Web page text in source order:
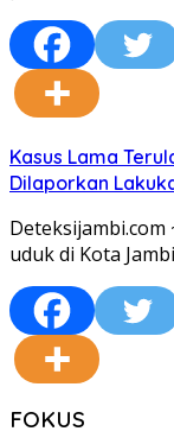
Kasus Lama
Dilaporkan
Deteksijambi.com
uduk di Kota
FOKUS